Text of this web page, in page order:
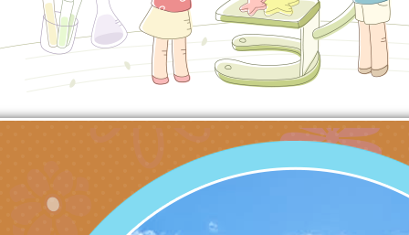
訓練
多元文化遊戲室之規
造」、「阿德勒心理
學諮商輔導的應用」
不只是遊戲 - 兒童遊
門工作坊 （中部場
月份公共服務政策溝
訊
桃園市龜山區大坑國
理114學年度整合性
育講座「爸媽不暴走
成長」
台灣遊戲治療學會
日舉辦「空間的療癒
文化遊戲室之規畫與
檢送衛生福利部「政
材應注意之可及性格
有關本市桃園區中埔
「桃園市115年度兒
有關國立羅東高級中